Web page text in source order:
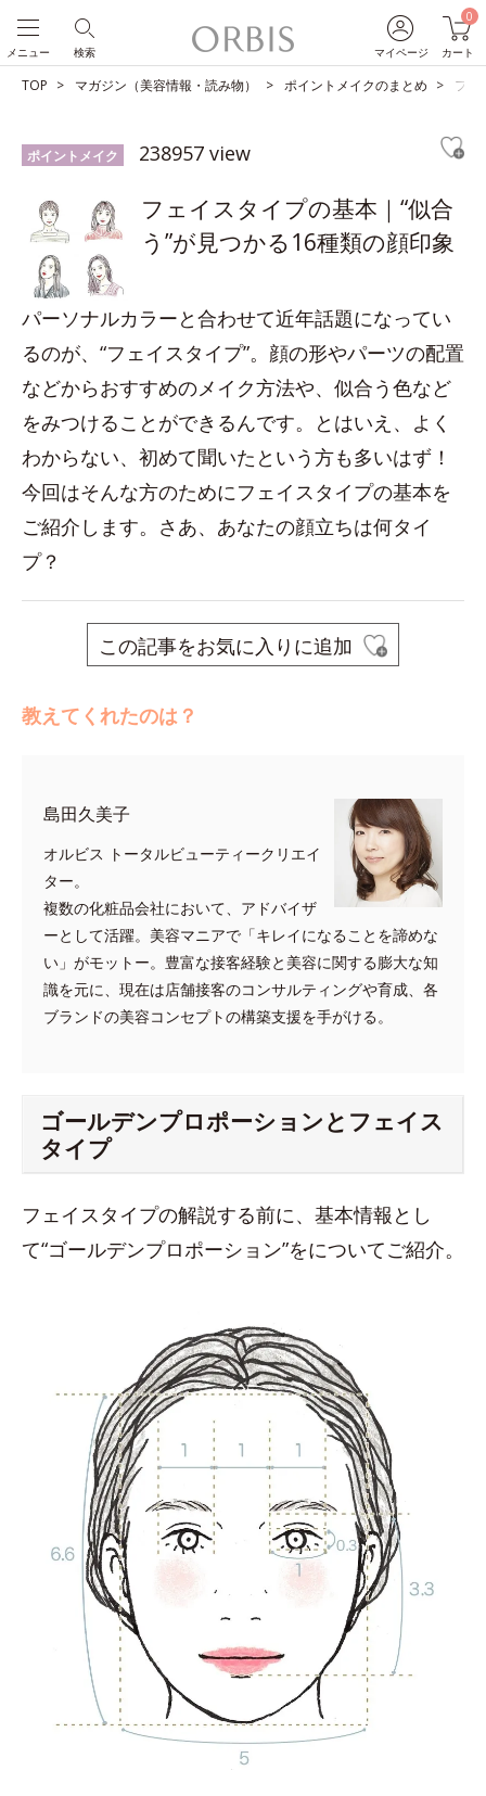
マイページ
0
カート
検索
メニュー
TOP マガジン（美容情報・読み物） ポイントメイクのまとめ フェ
ポイントメイク 238957 view
フェイスタイプの基本｜“似合
う”が見つかる16種類の顔印象
パーソナルカラーと合わせて近年話題になってい
るのが、“フェイスタイプ”。顔の形やパーツの配置
などからおすすめのメイク方法や、似合う色など
をみつけることができるんです。とはいえ、よく
わからない、初めて聞いたという方も多いはず！
今回はそんな方のためにフェイスタイプの基本を
ご紹介します。さあ、あなたの顔立ちは何タイ
プ？
この記事をお気に入りに追加
教えてくれたのは？
島田久美子
オルビス トータルビューティークリエイ
ター。
複数の化粧品会社において、アドバイザ
ーとして活躍。美容マニアで「キレイになることを諦めな
い」がモットー。豊富な接客経験と美容に関する膨大な知
識を元に、現在は店舗接客のコンサルティングや育成、各
ブランドの美容コンセプトの構築支援を手がける。
ゴールデンプロポーションとフェイス
タイプ
フェイスタイプの解説する前に、基本情報とし
て“ゴールデンプロポーション”をについてご紹介。